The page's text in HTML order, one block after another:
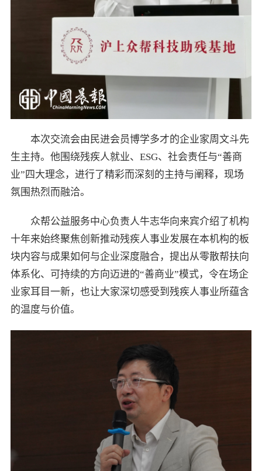
本次交流会由民进会员博学多才的企业家周文斗先
生主持。他围绕残疾人就业、ESG、社会责任与“善商
业”四大理念，进行了精彩而深刻的主持与阐释，现场
氛围热烈而融洽。
众帮公益服务中心负责人牛志华向来宾介绍了机构
十年来始终聚焦创新推动残疾人事业发展在本机构的板
块内容与成果如何与企业深度融合，提出从零散帮扶向
体系化、可持续的方向迈进的“善商业”模式，令在场企
业家耳目一新，也让大家深切感受到残疾人事业所蕴含
的温度与价值。